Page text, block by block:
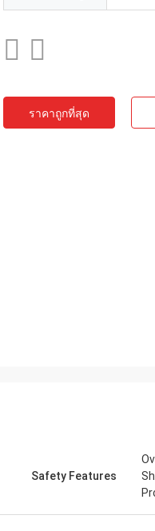
ราคาถูกที่สุด
Safety Features